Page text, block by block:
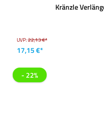
Kränzle
UVP:22,13 €*
17,15 €*
- 22%